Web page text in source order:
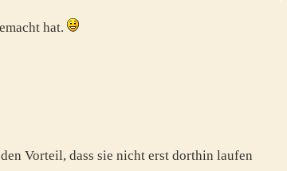
hat.
Vorteil, dass sie nicht erst dorthin laufen